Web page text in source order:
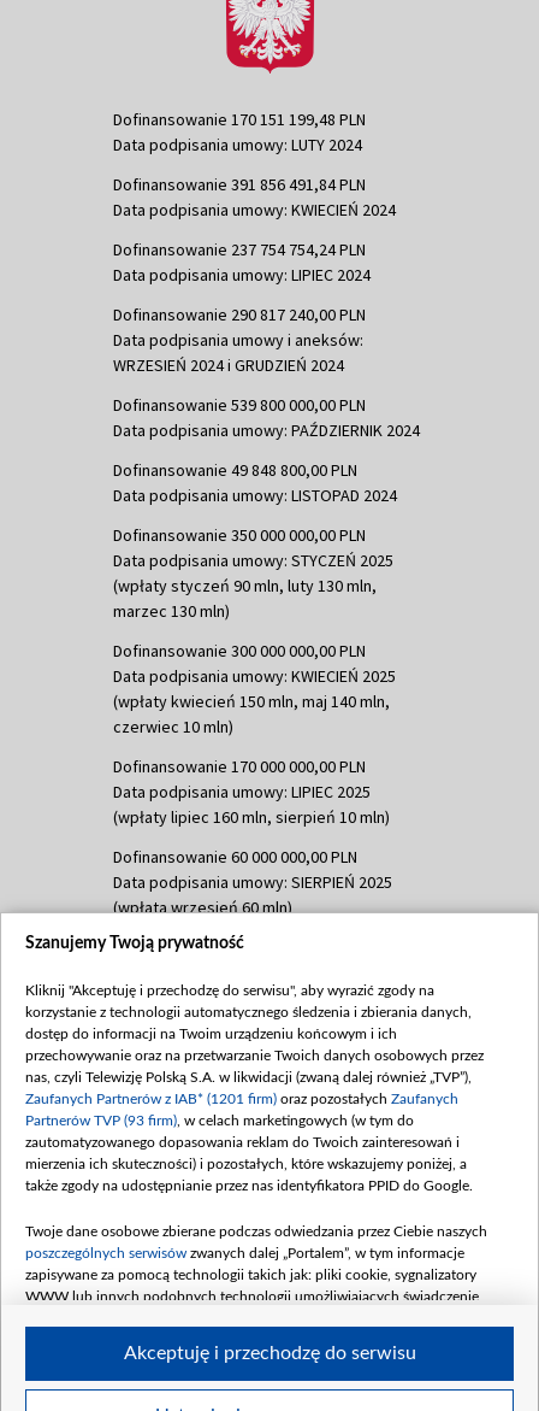
Dofinansowanie 170 151 199,48 PLN
Data podpisania umowy: LUTY 2024
Dofinansowanie 391 856 491,84 PLN
Data podpisania umowy: KWIECIEŃ 2024
Dofinansowanie 237 754 754,24 PLN
Data podpisania umowy: LIPIEC 2024
Dofinansowanie 290 817 240,00 PLN
Data podpisania umowy i aneksów:
WRZESIEŃ 2024 i GRUDZIEŃ 2024
Dofinansowanie 539 800 000,00 PLN
Data podpisania umowy: PAŹDZIERNIK 2024
Dofinansowanie 49 848 800,00 PLN
Data podpisania umowy: LISTOPAD 2024
Dofinansowanie 350 000 000,00 PLN
Data podpisania umowy: STYCZEŃ 2025
(wpłaty styczeń 90 mln, luty 130 mln,
marzec 130 mln)
Dofinansowanie 300 000 000,00 PLN
Data podpisania umowy: KWIECIEŃ 2025
(wpłaty kwiecień 150 mln, maj 140 mln,
czerwiec 10 mln)
Dofinansowanie 170 000 000,00 PLN
Data podpisania umowy: LIPIEC 2025
(wpłaty lipiec 160 mln, sierpień 10 mln)
Dofinansowanie 60 000 000,00 PLN
Data podpisania umowy: SIERPIEŃ 2025
(wpłata wrzesień 60 mln)
Dofinansowanie 635 783 051,21 PLN
(wpłata wrzesień 100 mln, październik 350
mln, listopad 265 mln)
Dofinansowanie 48 862 000,00 PLN
Data podpisania umowy: GRUDZIEŃ 2025
(wpłata grudzień 60,548 mln)
Dofinansowanie 900 000 000,00 PLN
Data podpisania umowy: LUTY 2026 (wpłata
kwiecień 180 mln, 7 maja 180 mln, 8
czerwca 90 mln)
Dofinansowanie 250 000 000,00 PLN
4 sierpnia 250 mln
Szanujemy Twoją prywatność
Kliknij "Akceptuję i przechodzę do serwisu", aby wyrazić zgody na
korzystanie z technologii automatycznego śledzenia i zbierania danych,
dostęp do informacji na Twoim urządzeniu końcowym i ich
przechowywanie oraz na przetwarzanie Twoich danych osobowych przez
nas, czyli Telewizję Polską S.A. w likwidacji (zwaną dalej również „TVP”),
Zaufanych Partnerów z IAB* (1201 firm) oraz pozostałych Zaufanych
Partnerów TVP (93 firm) , w celach marketingowych (w tym do
zautomatyzowanego dopasowania reklam do Twoich zainteresowań i
mierzenia ich skuteczności) i pozostałych, które wskazujemy poniżej, a
także zgody na udostępnianie przez nas identyfikatora PPID do Google.
Twoje dane osobowe zbierane podczas odwiedzania przez Ciebie naszych
poszczególnych serwisów zwanych dalej „Portalem”, w tym informacje
zapisywane za pomocą technologii takich jak: pliki cookie, sygnalizatory
WWW lub innych podobnych technologii umożliwiających świadczenie
Twoje dane osobowe zbierane podczas odwiedzania przez Ciebie
Akceptuję i przechodzę do serwisu